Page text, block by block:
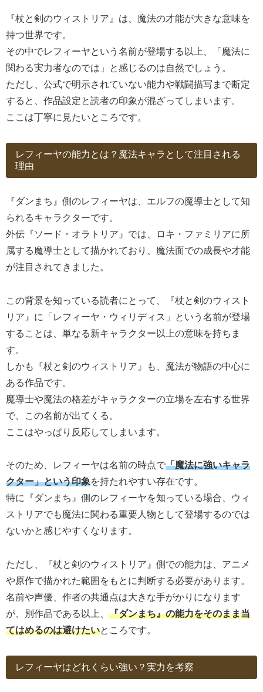
『杖と剣のウィストリア』は、魔法の才能が大きな意味を
持つ世界です。
その中でレフィーヤという名前が登場する以上、「魔法に
関わる実力者なのでは」と感じるのは自然でしょう。
ただし、公式で明示されていない能力や戦闘描写まで断定
すると、作品設定と読者の印象が混ざってしまいます。
ここは丁寧に見たいところです。
レフィーヤの能力とは？魔法キャラとして注目される
理由
『ダンまち』側のレフィーヤは、エルフの魔導士として知
られるキャラクターです。
外伝『ソード・オラトリア』では、ロキ・ファミリアに所
属する魔導士として描かれており、魔法面での成長や才能
が注目されてきました。
この背景を知っている読者にとって、『杖と剣のウィスト
リア』に「レフィーヤ・ウィリディス」という名前が登場
することは、単なる新キャラクター以上の意味を持ちま
す。
しかも『杖と剣のウィストリア』も、魔法が物語の中心に
ある作品です。
魔導士や魔法の格差がキャラクターの立場を左右する世界
で、この名前が出てくる。
ここはやっぱり反応してしまいます。
そのため、レフィーヤは名前の時点で「魔法に強いキャラ
クター」という印象を持たれやすい存在です。
特に『ダンまち』側のレフィーヤを知っている場合、ウィ
ストリアでも魔法に関わる重要人物として登場するのでは
ないかと感じやすくなります。
ただし、『杖と剣のウィストリア』側での能力は、アニメ
や原作で描かれた範囲をもとに判断する必要があります。
名前や声優、作者の共通点は大きな手がかりになります
が、別作品である以上、 『ダンまち』の能力をそのまま当
てはめるのは避けたいところです。
レフィーヤはどれくらい強い？実力を考察